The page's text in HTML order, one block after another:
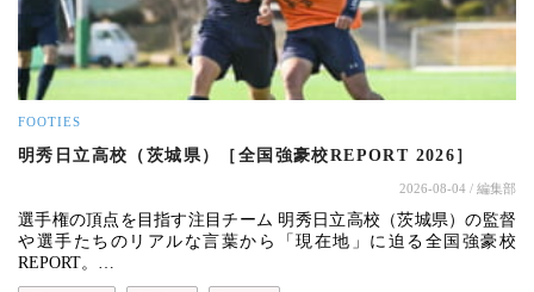
FOOTIES
明秀日立高校（茨城県）［全国強豪校REPORT 2026］
2026-08-04 / 編集部
選手権の頂点を目指す注目チーム 明秀日立高校（茨城県）の監督
や選手たちのリアルな言葉から「現在地」に迫る全国強豪校
REPORT。…